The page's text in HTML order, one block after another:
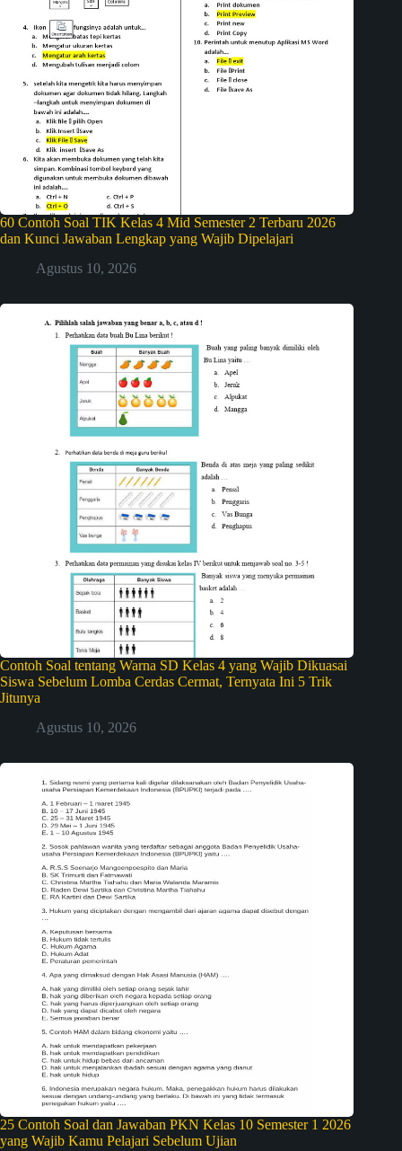
60 Contoh Soal TIK Kelas 4 Mid Semester 2 Terbaru 2026
dan Kunci Jawaban Lengkap yang Wajib Dipelajari
Agustus 10, 2026
Contoh Soal tentang Warna SD Kelas 4 yang Wajib Dikuasai
Siswa Sebelum Lomba Cerdas Cermat, Ternyata Ini 5 Trik
Jitunya
Agustus 10, 2026
25 Contoh Soal dan Jawaban PKN Kelas 10 Semester 1 2026
yang Wajib Kamu Pelajari Sebelum Ujian